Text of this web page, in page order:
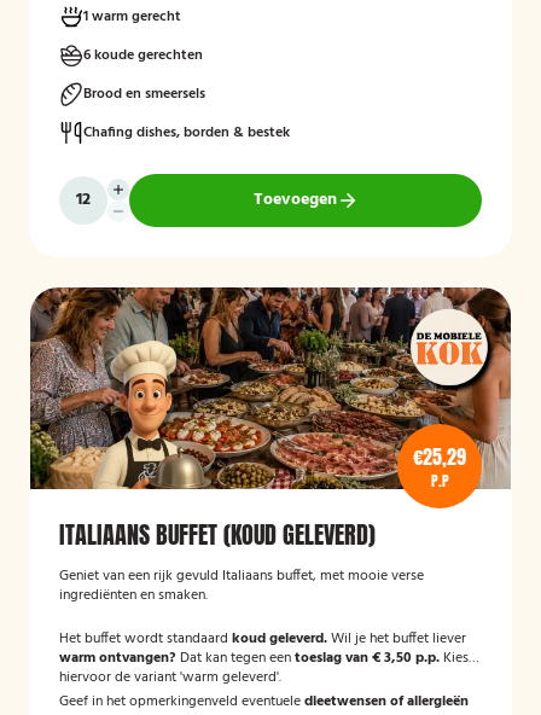
1 warm gerecht
6 koude gerechten
Brood en smeersels
Chafing dishes, borden & bestek
Toevoegen
€25,29
P.P
ITALIAANS BUFFET (KOUD GELEVERD)
Geniet van een rijk gevuld Italiaans buffet, met mooie verse
ingrediënten en smaken.
Het buffet wordt standaard koud geleverd.Wil je het buffet liever
warm ontvangen? Dat kan tegen eentoeslag van € 3,50 p.p. Kies
hiervoor de variant 'warm geleverd'.
Geef in het opmerkingenveld eventueledieetwensen of allergieën